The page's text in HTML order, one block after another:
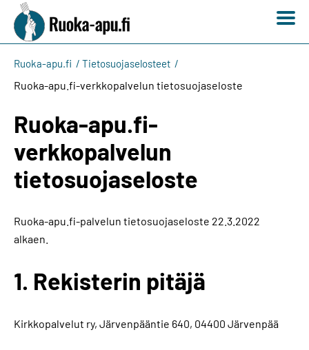
Ruoka-apu.fi Tietosuojaselosteet
Ruoka-apu.fi-verkkopalvelun tietosuojaseloste
Ruoka-apu.fi-
verkkopalvelun
tietosuojaseloste
Ruoka-apu.fi-palvelun tietosuojaseloste 22.3.2022
alkaen.
1. Rekisterin pitäjä
Kirkkopalvelut ry, Järvenpääntie 640, 04400 Järvenpää